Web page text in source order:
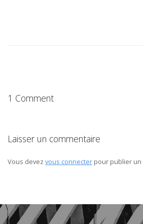
1 Comment
Laisser un commentaire
Vous devez vous connecter pour publier un